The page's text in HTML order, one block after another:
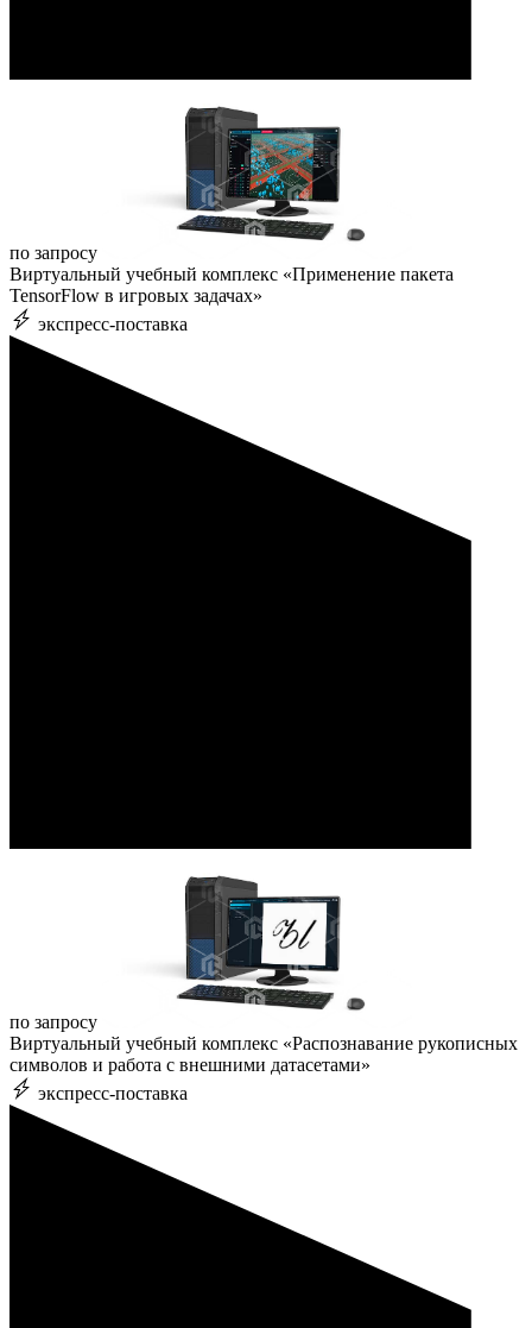
по запросу
Виртуальный учебный комплекс «Применение пакета
TensorFlow в игровых задачах»
экспресс-поставка
по запросу
Виртуальный учебный комплекс «Распознавание рукописных
символов и работа с внешними датасетами»
экспресс-поставка